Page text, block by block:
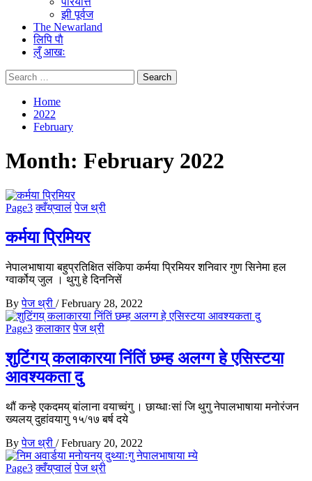
झी पूर्वज
The Newarland
लिपि पाै
लुँ आखः
Search
for:
Home
2022
February
Month: February 2022
Page3 क्वँय्‌प्वालं पेज थ्री
कर्मया प्रिमियर
नेपालभाषाया बहुप्रतिक्षित संकिपा कर्मया प्रिमियर शनिवार गुण सिनेमा हल
ग्वार्कोय् जुल । थुगु हे दिननिसें
By पेज थ्री / February 28, 2022
Page3 कलाकार पेज थ्री
शुटिंगय् कलाकारया निंतिं छम्ह अलग्ग हे एसिस्टया
आवश्यकता दु
थौं कन्हे एकदमय् बांलाना वयाच्वंगु । छाय्धाःसां जि थुगु नेपालभाषाया मनोरंजन
ख्यलय् दुहांवयागु १५/१७ बर्ष दये
By पेज थ्री / February 20, 2022
Page3 क्वँय्‌प्वालं पेज थ्री